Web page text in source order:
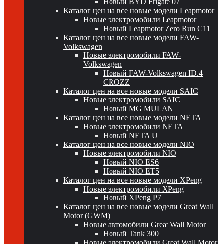
Новый BYD Frigate 07
Каталог цен на все новые модели Leapmotor
Новые электромобили Leapmotor
Новый Leapmotor Zero Run C11
Каталог цен на все новые модели FAW-
Volkswagen
Новые электромобили FAW-
Volkswagen
Новый FAW-Volkswagen ID.4
CROZZ
Каталог цен на все новые модели SAIC
Новые электромобили SAIC
Новый MG MULAN
Каталог цен на все новые модели NETA
Новые электромобили NETA
Новый NETA U
Каталог цен на все новые модели NIO
Новые электромобили NIO
Новый NIO ES6
Новый NIO ET5
Каталог цен на все новые модели XPeng
Новые электромобили XPeng
Новый XPeng P7
Каталог цен на все новые модели Great Wall
Motor (GWM)
Новые автомобили Great Wall Motor
Новый Tank 300
Новые электромобили Great Wall Motor